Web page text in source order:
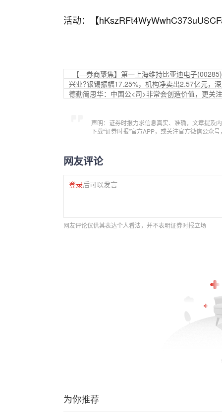
活动：【
【—券商聚焦】第一上海维持比亚迪电子
兴业?银锡振幅17.25%，机构净卖出2.57亿元，
德勤简思华：中国公<司>非常会创造价值，更关
声明：证券时报力求信息真实、准确，文章提及
下载“证券时报”官方APP，或关注官方微信公众
网友评论
登录后可以发言
网友评论仅供其表达个人看法，并不表明证券时报立场
为你推荐